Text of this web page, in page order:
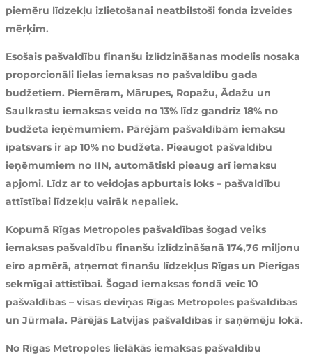
piemēru līdzekļu izlietošanai neatbilstoši fonda izveides
mērķim.
Esošais pašvaldību finanšu izlīdzināšanas modelis nosaka
proporcionāli lielas iemaksas no pašvaldību gada
budžetiem. Piemēram, Mārupes, Ropažu, Ādažu un
Saulkrastu iemaksas veido no 13% līdz gandrīz 18% no
budžeta ieņēmumiem. Pārējām pašvaldībām iemaksu
īpatsvars ir ap 10% no budžeta. Pieaugot pašvaldību
ieņēmumiem no IIN, automātiski pieaug arī iemaksu
apjomi. Līdz ar to veidojas apburtais loks – pašvaldību
attīstībai līdzekļu vairāk nepaliek.
Kopumā Rīgas Metropoles pašvaldības šogad veiks
iemaksas pašvaldību finanšu izlīdzināšanā 174,76 miljonu
eiro apmērā, atņemot finanšu līdzekļus Rīgas un Pierīgas
sekmīgai attīstībai. Šogad iemaksas fondā veic 10
pašvaldības – visas deviņas Rīgas Metropoles pašvaldības
un Jūrmala. Pārējās Latvijas pašvaldības ir saņēmēju lokā.
No Rīgas Metropoles lielākās iemaksas pašvaldību